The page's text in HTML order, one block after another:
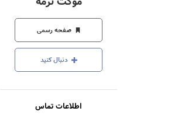
سازمان‌ها
و
روابط
عمومی‌ها
صفحه رسمی
دنبال کنید
اطلاعات تماس